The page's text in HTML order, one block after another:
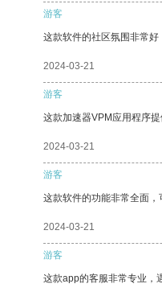
游客
这款软件的社区氛围非常好
2024-03-21
游客
这款加速器VPM应用程序
2024-03-21
游客
这款软件的功能非常全面，
2024-03-21
游客
这款app的客服非常专业，